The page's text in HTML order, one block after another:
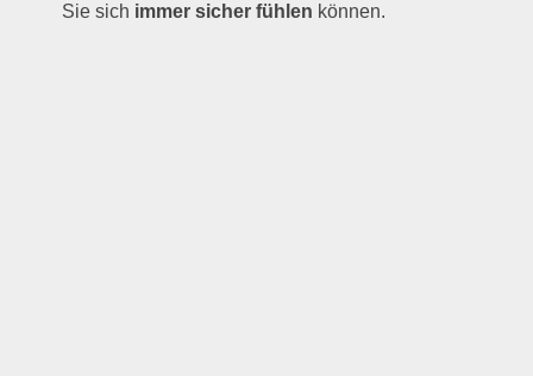
Sie sich immer sicher fühlen können.